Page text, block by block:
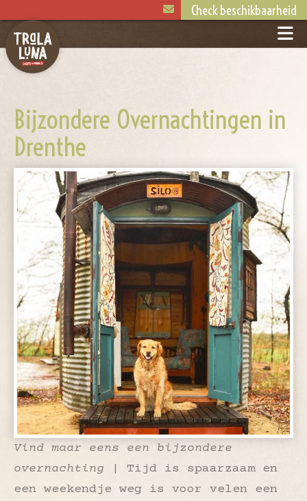
Check beschikbaarheid
Bijzondere Overnachtingen in
Drenthe
Vind maar eens een bijzondere
overnachting
| Tijd is spaarzaam en
een weekendje weg is voor velen een